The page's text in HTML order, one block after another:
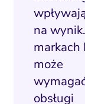
na
markach
może
obsługi